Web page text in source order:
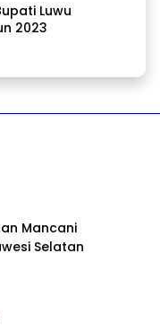
Luwu
2023
Mancani
Selatan